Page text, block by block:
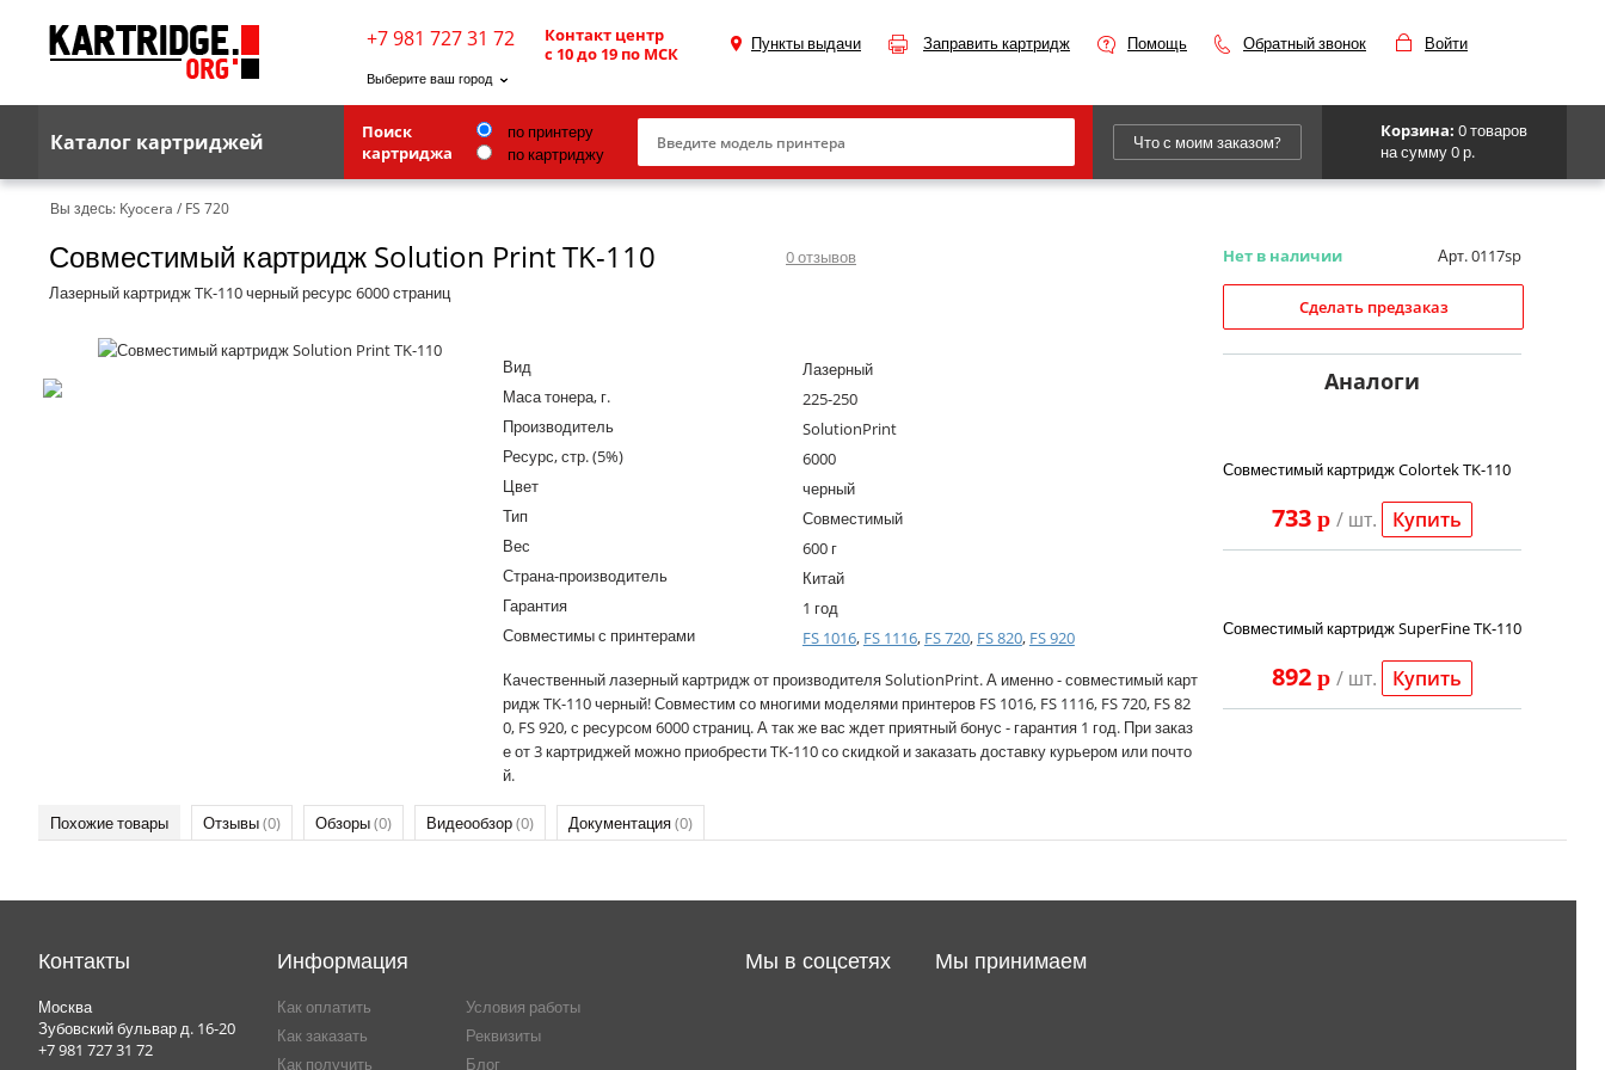
+7 981 727 31 72
Контакт центр
с 10 до 19 по МСК
Выберите ваш город
Пункты выдачи Заправить картридж Помощь Обратный звонок Войти
Каталог картриджей
Brother
G&G
HP
Kodak
Lexmark
Xerox
Тонер и девелопер
Поиск
картриджа
по принтеру
по картриджу
Что с моим заказом?
Корзина: 0 товаров
на сумму 0 р.
Вы здесь: Kyocera / FS 720
Совместимый картридж Solution Print TK-110 0отзывов
Лазерный картридж TK-110 черный ресурс 6000 страниц
Вид
Лазерный
Маса тонера, г.
225-250
Производитель
SolutionPrint
Ресурс, стр. (5%)
6000
Цвет
черный
Тип
Совместимый
Вес
600 г
Страна-производитель
Китай
Гарантия
1 год
Совместимы с принтерами
FS 1016, FS 1116, FS 720, FS 820, FS 920
Качественный лазерный картридж от производителя SolutionPrint. А именно - совместимый карт
ридж TK-110 черный! Совместим со многими моделями принтеров FS 1016, FS 1116, FS 720, FS 82
0, FS 920, с ресурсом 6000 страниц. А так же вас ждет приятный бонус - гарантия 1 год. При заказ
е от 3 картриджей можно приобрести TK-110 со скидкой и заказать доставку курьером или почто
й.
Нет в наличии Арт. 0117sp
Сделать предзаказ
Аналоги
Совместимый картридж Colortek TK-110
733p / шт. Купить
Совместимый картридж SuperFine TK-110
892p / шт. Купить
Похожие товары Отзывы(0) Обзоры(0) Видеообзор(0) Документация(0)
Контакты
Москва
Зубовский бульвар д. 16-20
+7 981 727 31 72
Информация
Как оплатить
Как заказать
Как получить
Условия работы
Реквизиты
Блог
Мы в соцсетях Мы принимаем